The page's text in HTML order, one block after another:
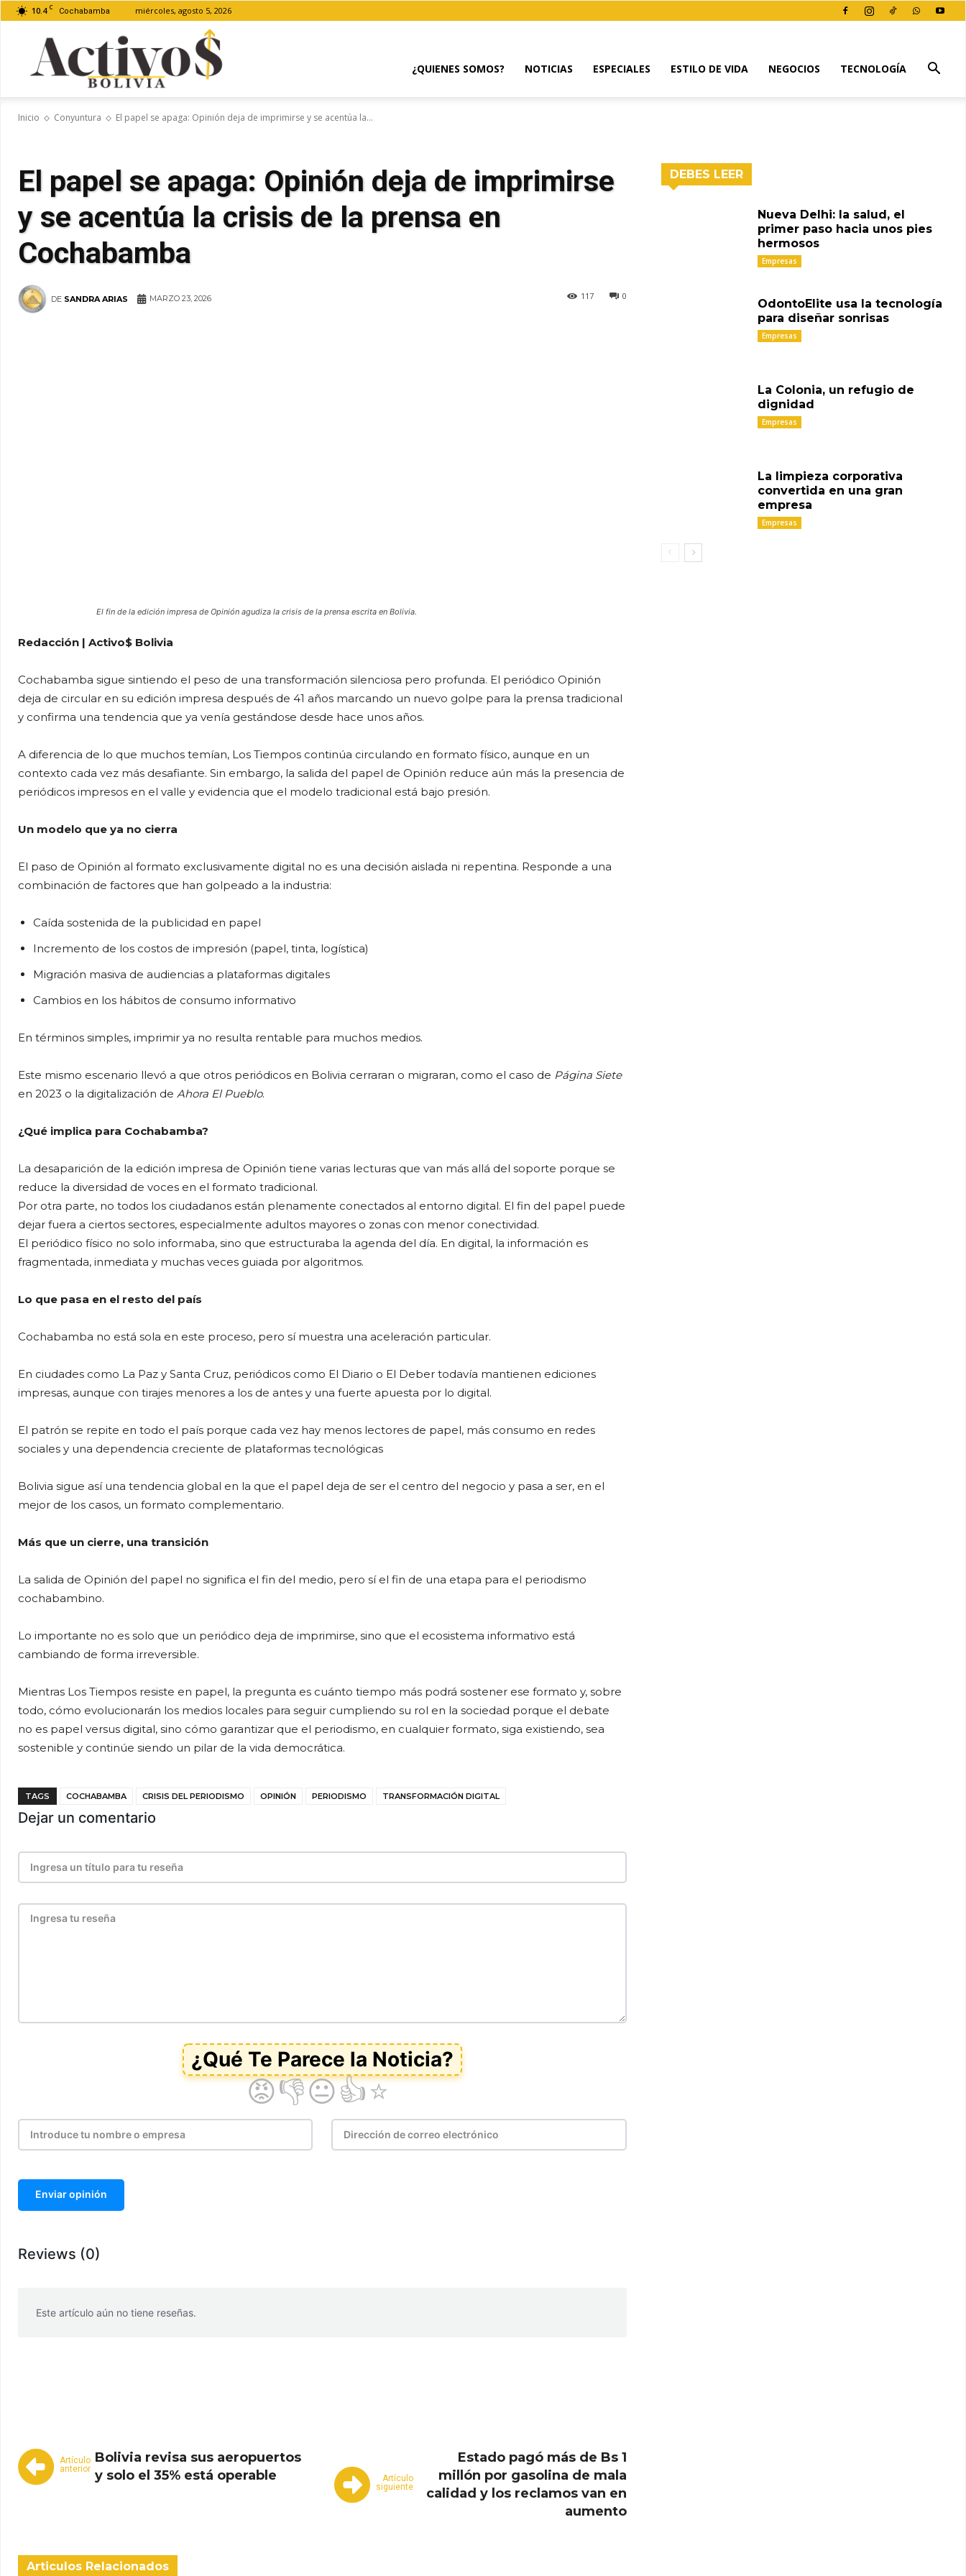
10.4 C Cochabamba miércoles, agosto 5, 2026
¿QUIENES SOMOS? NOTICIAS ESPECIALES ESTILO DE VIDA NEGOCIOS TECNOLOGÍA
Inicio Conyuntura El papel se apaga: Opinión deja de imprimirse y se acentúa la...
El papel se apaga: Opinión deja de imprimirse
y se acentúa la crisis de la prensa en
Cochabamba
DE SANDRA ARIAS 0
117
MARZO 23, 2026
El fin de la edición impresa deOpinión agudiza la crisis de la prensa escrita en Bolivia.
Redacción | Activo$ Bolivia
Cochabamba sigue sintiendo el peso de una transformación silenciosa pero profunda. El periódico Opinión
deja de circular en su edición impresa después de 41 años marcando un nuevo golpe para la prensa tradicional
y confirma una tendencia que ya venía gestándose desde hace unos años.
A diferencia de lo que muchos temían, Los Tiempos continúa circulando en formato físico, aunque en un
contexto cada vez más desafiante. Sin embargo, la salida del papel de Opinión reduce aún más la presencia de
periódicos impresos en el valle y evidencia que el modelo tradicional está bajo presión.
Un modelo que ya no cierra
El paso de Opinión al formato exclusivamente digital no es una decisión aislada ni repentina. Responde a una
combinación de factores que han golpeado a la industria:
Caída sostenida de la publicidad en papel
Incremento de los costos de impresión (papel, tinta, logística)
Migración masiva de audiencias a plataformas digitales
Cambios en los hábitos de consumo informativo
En términos simples, imprimir ya no resulta rentable para muchos medios.
Este mismo escenario llevó a que otros periódicos en Bolivia cerraran o migraran, como el caso de Página Siete
en 2023 o la digitalización de Ahora El Pueblo.
¿Qué implica para Cochabamba?
La desaparición de la edición impresa de Opinión tiene varias lecturas que van más allá del soporte porque se
reduce la diversidad de voces en el formato tradicional.
Por otra parte, no todos los ciudadanos están plenamente conectados al entorno digital. El fin del papel puede
dejar fuera a ciertos sectores, especialmente adultos mayores o zonas con menor conectividad.
El periódico físico no solo informaba, sino que estructuraba la agenda del día. En digital, la información es
fragmentada, inmediata y muchas veces guiada por algoritmos.
Lo que pasa en el resto del país
Cochabamba no está sola en este proceso, pero sí muestra una aceleración particular.
En ciudades como La Paz y Santa Cruz, periódicos como El Diario o El Deber todavía mantienen ediciones
impresas, aunque con tirajes menores a los de antes y una fuerte apuesta por lo digital.
El patrón se repite en todo el país porque cada vez hay menos lectores de papel, más consumo en redes
sociales y una dependencia creciente de plataformas tecnológicas
Bolivia sigue así una tendencia global en la que el papel deja de ser el centro del negocio y pasa a ser, en el
mejor de los casos, un formato complementario.
Más que un cierre, una transición
La salida de Opinión del papel no significa el fin del medio, pero sí el fin de una etapa para el periodismo
cochabambino.
Lo importante no es solo que un periódico deja de imprimirse, sino que el ecosistema informativo está
cambiando de forma irreversible.
Mientras Los Tiempos resiste en papel, la pregunta es cuánto tiempo más podrá sostener ese formato y, sobre
todo, cómo evolucionarán los medios locales para seguir cumpliendo su rol en la sociedad porque el debate
no es papel versus digital, sino cómo garantizar que el periodismo, en cualquier formato, siga existiendo, sea
sostenible y continúe siendo un pilar de la vida democrática.
TAGS COCHABAMBA CRISIS DEL PERIODISMO OPINIÓN PERIODISMO TRANSFORMACIÓN DIGITAL
Dejar un comentario
Enviar opinión
Reviews (0)
Este artículo aún no tiene reseñas.
Artículo
anterior
Bolivia revisa sus aeropuertos
y solo el 35% está operable
Artículo
siguiente
Estado pagó más de Bs 1
millón por gasolina de mala
calidad y los reclamos van en
aumento
Articulos Relacionados
DEBES LEER
Nueva Delhi: la salud, el
primer paso hacia unos pies
hermosos
Empresas
OdontoElite usa la tecnología
para diseñar sonrisas
Empresas
La Colonia, un refugio de
dignidad
Empresas
La limpieza corporativa
convertida en una gran
empresa
Empresas